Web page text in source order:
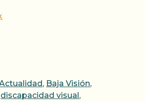
, Baja Visión,
discapacidad visual ,